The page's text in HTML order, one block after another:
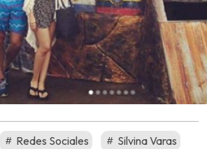
Redes Sociales Silvina Varas